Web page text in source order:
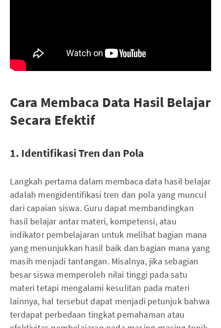
Cara Membaca Data Hasil Belajar
Secara Efektif
1. Identifikasi Tren dan Pola
Langkah pertama dalam membaca data hasil belajar
adalah mengidentifikasi tren dan pola yang muncul
dari capaian siswa. Guru dapat membandingkan
hasil belajar antar materi, kompetensi, atau
indikator pembelajaran untuk melihat bagian mana
yang menunjukkan hasil baik dan bagian mana yang
masih menjadi tantangan. Misalnya, jika sebagian
besar siswa memperoleh nilai tinggi pada satu
materi tetapi mengalami kesulitan pada materi
lainnya, hal tersebut dapat menjadi petunjuk bahwa
terdapat perbedaan tingkat pemahaman atau